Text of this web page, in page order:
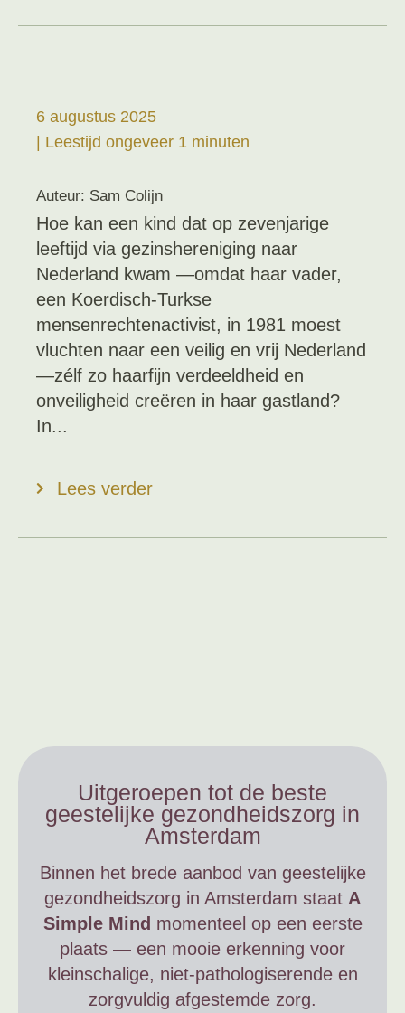
6 augustus 2025
| Leestijd ongeveer 1 minuten
Auteur: Sam Colijn
Hoe kan een kind dat op zevenjarige
leeftijd via gezinshereniging naar
Nederland kwam —omdat haar vader,
een Koerdisch-Turkse
mensenrechtenactivist, in 1981 moest
vluchten naar een veilig en vrij Nederland
—zélf zo haarfijn verdeeldheid en
onveiligheid creëren in haar gastland?
In...
Lees verder
Uitgeroepen tot de beste
geestelijke gezondheidszorg in
Amsterdam
Binnen het brede aanbod van geestelijke
gezondheidszorg in Amsterdam staat A
Simple Mind momenteel op een eerste
plaats — een mooie erkenning voor
kleinschalige, niet-pathologiserende en
zorgvuldig afgestemde zorg.